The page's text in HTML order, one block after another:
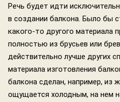
Речь будет идти
в создании балкона. Было бы
какого-то другого материала
полностью из брусьев или
действительно лучше других
материала изготовления
балкона сделан, например, из
ощущается холодным, на нем